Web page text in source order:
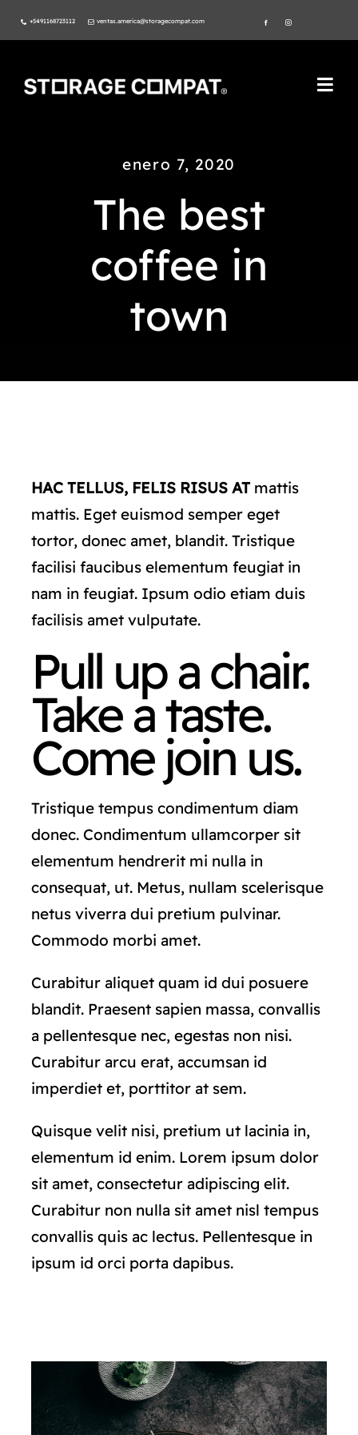
to
+5491168723112 ventas.america@storagecompat.com
enero 7, 2020
The best
coffee in
town
HAC TELLUS, FELIS RISUS ATmattis
mattis. Eget euismod semper eget
tortor, donec amet, blandit. Tristique
facilisi faucibus elementum feugiat in
nam in feugiat. Ipsum odio etiam duis
facilisis amet vulputate.
Pull up a chair.
Take a taste.
Come join us.
Tristique tempus condimentum diam
donec. Condimentum ullamcorper sit
elementum hendrerit mi nulla in
consequat, ut. Metus, nullam scelerisque
netus viverra dui pretium pulvinar.
Commodo morbi amet.
Curabitur aliquet quam id dui posuere
blandit. Praesent sapien massa, convallis
a pellentesque nec, egestas non nisi.
Curabitur arcu erat, accumsan id
imperdiet et, porttitor at sem.
Quisque velit nisi, pretium ut lacinia in,
elementum id enim. Lorem ipsum dolor
sit amet, consectetur adipiscing elit.
Curabitur non nulla sit amet nisl tempus
convallis quis ac lectus. Pellentesque in
ipsum id orci porta dapibus.